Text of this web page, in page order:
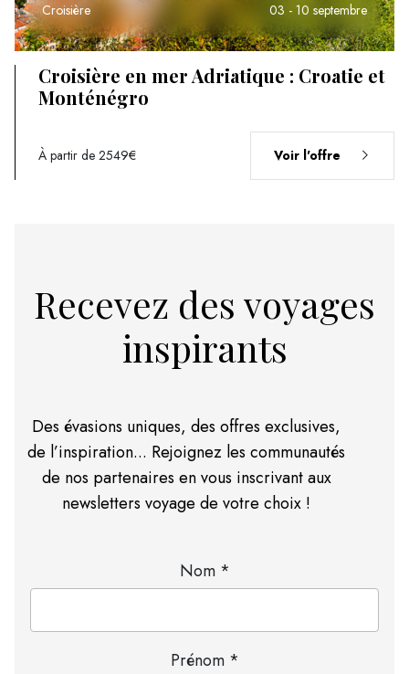
Croisière 03 - 10 septembre
Croisière en mer Adriatique : Croatie et
Monténégro
À partir de 2549€ Voir l'offre
Recevez des voyages
inspirants
Des évasions uniques, des offres exclusives,
de l’inspiration... Rejoignez les communautés
de nos partenaires en vous inscrivant aux
newsletters voyage de votre choix !
Nom *
Prénom *